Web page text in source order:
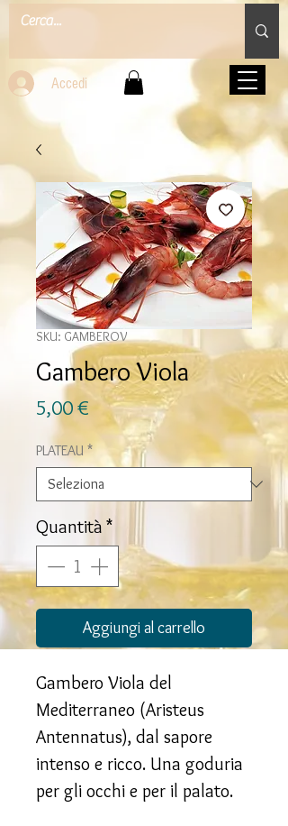
Accedi
SKU: GAMBEROV
Gambero Viola
5,00 €Prezzo
PLATEAU *
Quantità *
Aggiungi al carrello
Gambero Viola del
Mediterraneo (Aristeus
Antennatus), dal sapore
intenso e ricco. Una goduria
per gli occhi e per il palato.